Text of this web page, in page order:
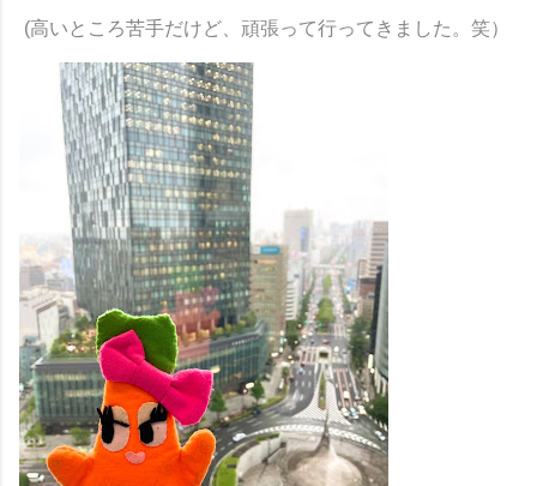
(高いところ苦手だけど、頑張って行ってきました。笑）